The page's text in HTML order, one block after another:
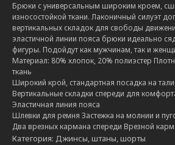
Брюки с универсальным широким кроем,
износостойкой ткани. Лаконичный силуэт
вертикальных складок для свободы
эластичной линии пояса брюки идеально
фигуры. Подойдут как мужчинам, так и
Материал: 80% хлопок, 20% полиэстер
ткань
Широкий крой, стандартная посадка на
Вертикальные складки спереди для
Эластичная линия пояса
Шлевки для ремня Застежка на молнии и
Два врезных кармана спереди Врезной
Категория: Джинсы, штаны, шорты